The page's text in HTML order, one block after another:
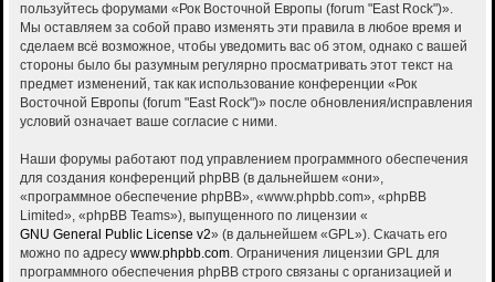
пользуйтесь форумами «Рок Восточной Европы (forum "East Rock")».
Мы оставляем за собой право изменять эти правила в любое время и
сделаем всё возможное, чтобы уведомить вас об этом, однако с вашей
стороны было бы разумным регулярно просматривать этот текст на
предмет изменений, так как использование конференции «Рок
Восточной Европы (forum "East Rock")» после обновления/исправления
условий означает ваше согласие с ними.
Наши форумы работают под управлением программного обеспечения
для создания конференций phpBB (в дальнейшем «они»,
«программное обеспечение phpBB», «www.phpbb.com», «phpBB
Limited», «phpBB Teams»), выпущенного по лицензии «
GNU General Public License v2» (в дальнейшем «GPL»). Скачать его
можно по адресу www.phpbb.com. Ограничения лицензии GPL для
программного обеспечения phpBB строго связаны с организацией и